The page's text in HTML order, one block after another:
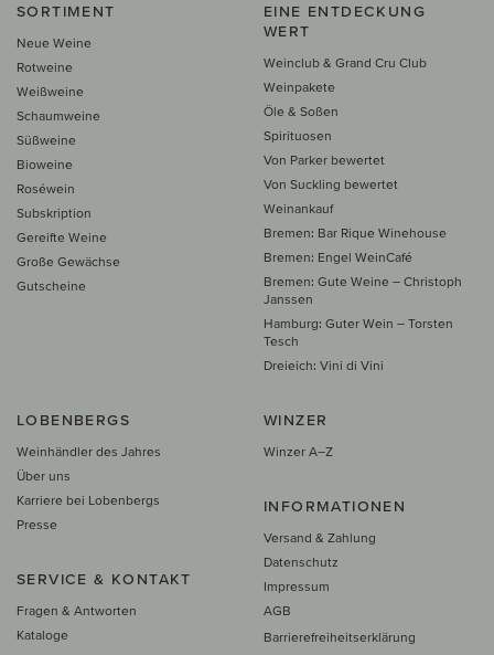
SORTIMENT
Neue Weine
Rotweine
Weißweine
Schaumweine
Süßweine
Bioweine
Roséwein
Subskription
Gereifte Weine
Große Gewächse
Gutscheine
EINE ENTDECKUNG
WERT
Weinclub & Grand Cru Club
Weinpakete
Öle & Soßen
Spirituosen
Von Parker bewertet
Von Suckling bewertet
Weinankauf
Bremen: Bar Rique Winehouse
Bremen: Engel WeinCafé
Bremen: Gute Weine – Christoph
Janssen
Hamburg: Guter Wein – Torsten
Tesch
Dreieich: Vini di Vini
LOBENBERGS
Weinhändler des Jahres
Über uns
Karriere bei Lobenbergs
Presse
SERVICE & KONTAKT
Fragen & Antworten
Kataloge
WINZER
Winzer A–Z
INFORMATIONEN
Versand & Zahlung
Datenschutz
Impressum
AGB
Barrierefreiheitserklärung